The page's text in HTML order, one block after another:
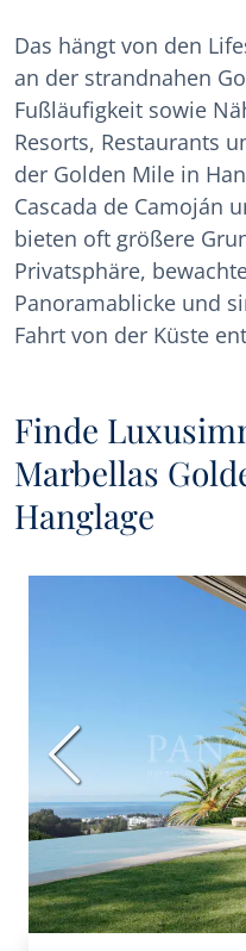
Das hängt von den
an der strandnahen
Fußläufigkeit sowie
Resorts, Restaurants
der Golden Mile in
Cascada de Camoján
bieten oft größere
Privatsphäre,
Panoramablicke und
Fahrt von der Küste
Finde
Marbellas
Hanglage
Vorherige